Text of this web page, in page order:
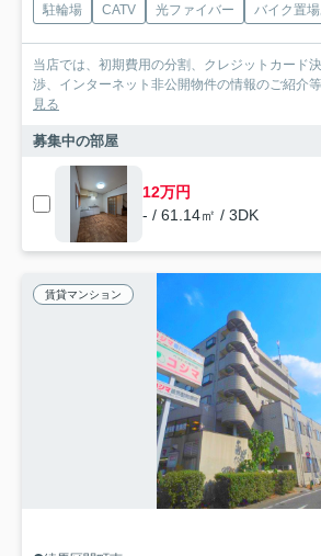
駐輪場 CATV 光ファイバー バイク置場
当店では、初期費用の分割、クレジットカード
渉、インターネット非公開物件の情報のご紹介
見る
募集中の部屋
12万円
- / 61.14㎡ / 3DK
賃貸マンション